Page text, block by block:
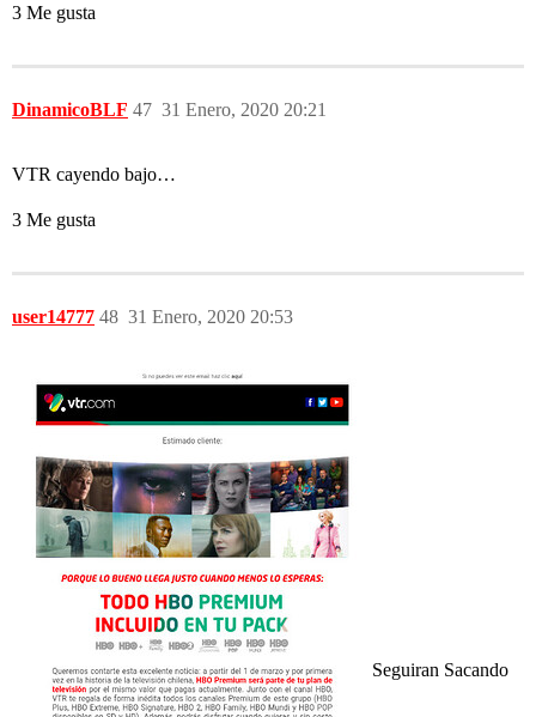
3 Me gusta
DinamicoBLF 31 Enero, 2020 20:21
47
VTR cayendo bajo…
3 Me gusta
user14777 31 Enero, 2020 20:53
48
Seguiran Sacando